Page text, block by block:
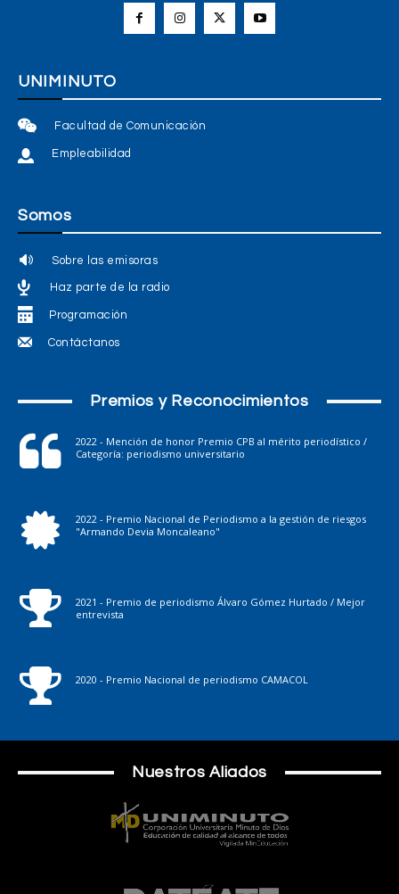
UNIMINUTO
Facultad de Comunicación
Empleabilidad
Somos
Sobre las emisoras
Haz parte de la radio
Programación
Contáctanos
Premios y Reconocimientos
2022 - Mención de honor Premio CPB al mérito periodístico /
Categoría: periodismo universitario
2022 - Premio Nacional de Periodismo a la gestión de riesgos
"Armando Devia Moncaleano"
2021 - Premio de periodismo Álvaro Gómez Hurtado / Mejor
entrevista
2020 - Premio Nacional de periodismo CAMACOL
Nuestros Aliados